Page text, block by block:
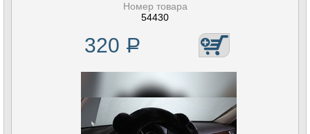
Номер товара
54430
320 Р